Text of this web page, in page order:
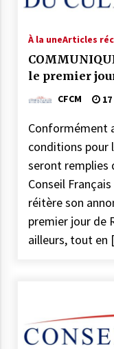
À la uneArticles
le premier
CFCM 17
Conformément
conditions pour
seront remplies
Conseil
réitère son
premier jour de
ailleurs, tout